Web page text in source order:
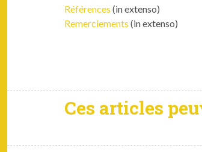
Références (in exten­so)
Remer­ciements (in exten­so)
Ces articles